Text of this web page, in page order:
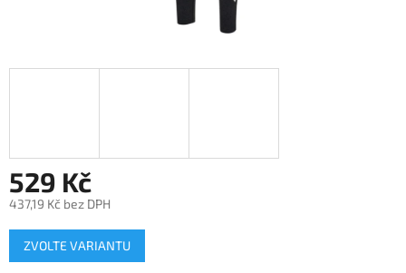
529 Kč
437,19 Kč bez DPH
Měrná
cena:
ZVOLTE VARIANTU